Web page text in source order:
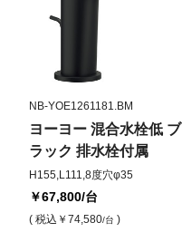
NB-YOE1261181.BM
ヨーヨー 混合水栓低 ブ
ラック 排水栓付属
H155,L111,8度穴φ35
￥67,800/台
( 税込 ￥74,580/台 )